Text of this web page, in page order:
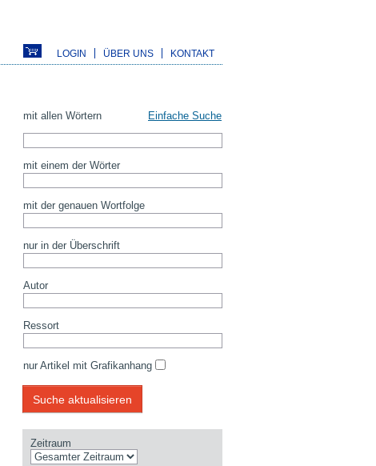
LOGIN ÜBER UNS KONTAKT
mit allen Wörtern Einfache Suche
mit einem der Wörter
mit der genauen Wortfolge
nur in der Überschrift
Autor
Ressort
nur Artikel mit Grafikanhang
Zeitraum